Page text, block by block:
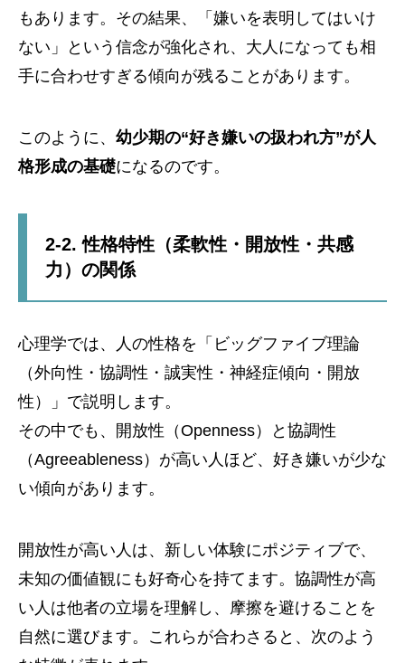
もあります。その結果、「嫌いを表明してはいけ
ない」という信念が強化され、大人になっても相
手に合わせすぎる傾向が残ることがあります。
このように、 幼少期の“好き嫌いの扱われ方”が人
格形成の基礎になるのです。
2-2. 性格特性（柔軟性・開放性・共感
力）の関係
心理学では、人の性格を「ビッグファイブ理論
（外向性・協調性・誠実性・神経症傾向・開放
性）」で説明します。
その中でも、開放性（Openness）と協調性
（Agreeableness）が高い人ほど、好き嫌いが少な
い傾向があります。
開放性が高い人は、新しい体験にポジティブで、
未知の価値観にも好奇心を持てます。協調性が高
い人は他者の立場を理解し、摩擦を避けることを
自然に選びます。これらが合わさると、次のよう